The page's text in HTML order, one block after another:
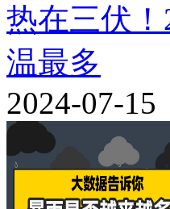
热在三伏
温最多
2024-07-15